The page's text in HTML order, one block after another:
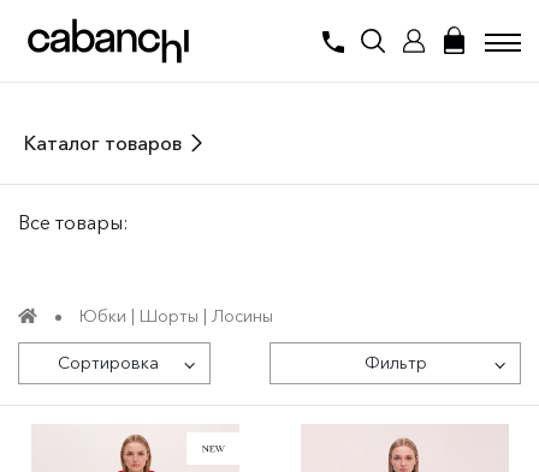
Каталог товаров
Все товары:
Юбки | Шорты | Лосины
Сортировка Фильтр